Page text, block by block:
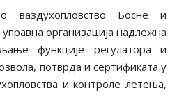
ваздухопловство Босне и
организација надлежна
функције регулатора и
потврда и сертификата у
и контроле летења,